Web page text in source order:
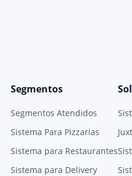
Segmentos
Segmentos Atendidos
Sistema Para Pizzarias
Sistema para Restaurantes
Sistema para Delivery